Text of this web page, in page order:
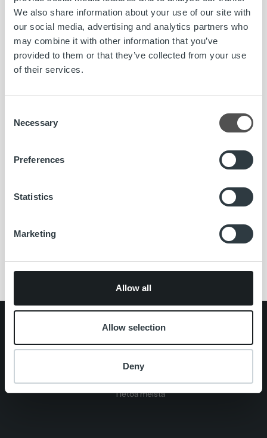
We also share information about your use of our site with
our social media, advertising and analytics partners who
may combine it with other information that you’ve
provided to them or that they’ve collected from your use
of their services.
Selection
Necessary
Preferences
Statistics
Marketing
Allow all
Allow selection
Deny
Ropon sivusto osana Nälkäpäivä-keräystä
Lue lisää
Pikalinkit
Yhteystiedot
Ura Ropolla
Tietoa meistä